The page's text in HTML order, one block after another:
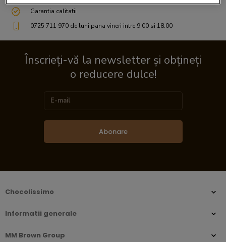
Garantia calitatii
0725 711 970 de luni pana vineri intre 9:00 si 18:00
Înscrieți-vă la newsletter și obțineți
o reducere dulce!
Abonare
Chocolissimo
Informatii generale
MM Brown Group